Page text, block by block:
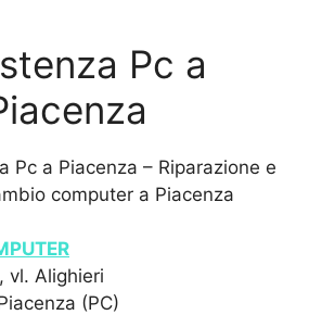
Pc a
Pc a Piacenza – Riparazione e
computer a Piacenza
vl. Alighieri
(PC)